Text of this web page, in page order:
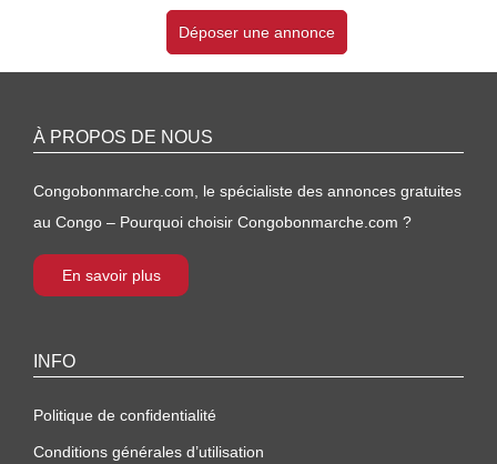
Déposer une annonce
À PROPOS DE NOUS
Congobonmarche.com, le spécialiste des annonces gratuites
au Congo – Pourquoi choisir Congobonmarche.com ?
En savoir plus
INFO
Politique de confidentialité
Conditions générales d’utilisation